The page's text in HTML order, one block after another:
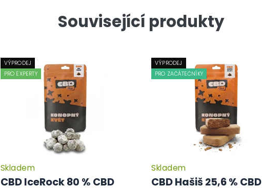
Související produkty
VÝPRODEJ
PRO EXPERTY
CBD IceRock 80 % CBD
Průměrné
hodnocení
Skladem
VÝPRODEJ
PRO ZAČÁTEČNÍKY
CBD Hašiš 25,6 % CBD
Skladem